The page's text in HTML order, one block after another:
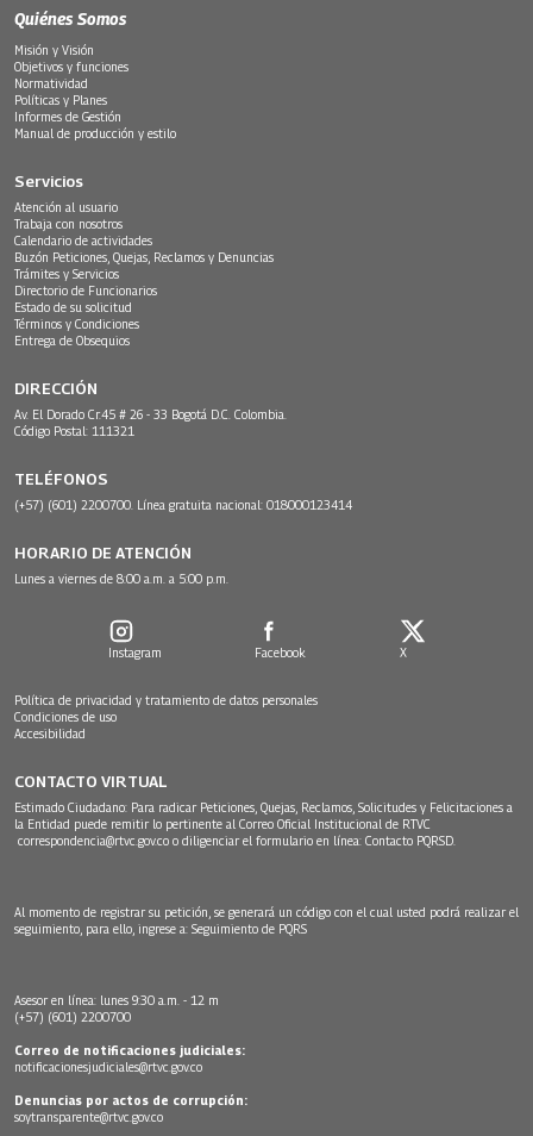
Quiénes Somos
Misión y Visión
Objetivos y funciones
Normatividad
Políticas y Planes
Informes de Gestión
Manual de producción y estilo
Servicios
Atención al usuario
Trabaja con nosotros
Calendario de actividades
Buzón Peticiones, Quejas, Reclamos y Denuncias
Trámites y Servicios
Directorio de Funcionarios
Estado de su solicitud
Términos y Condiciones
Entrega de Obsequios
DIRECCIÓN
Av. El Dorado Cr.45 # 26 - 33 Bogotá D.C. Colombia.
Código Postal: 111321
TELÉFONOS
(+57) (601) 2200700. Línea gratuita nacional: 018000123414
HORARIO DE ATENCIÓN
Lunes a viernes de 8:00 a.m. a 5:00 p.m.
Instagram Facebook X
Política de privacidad y tratamiento de datos personales
Condiciones de uso
Accesibilidad
CONTACTO VIRTUAL
Estimado Ciudadano: Para radicar Peticiones, Quejas, Reclamos, Solicitudes y Felicitaciones a
la Entidad puede remitir lo pertinente al Correo Oficial Institucional de RTVC
correspondencia@rtvc.gov.co o diligenciar el formulario en línea: Contacto PQRSD.
Al momento de registrar su petición, se generará un código con el cual usted podrá realizar el
seguimiento, para ello, ingrese a: Seguimiento de PQRS
Asesor en línea: lunes 9:30 a.m. - 12 m
(+57) (601) 2200700
Correo de notificaciones judiciales:
notificacionesjudiciales@rtvc.gov.co
Denuncias por actos de corrupción:
soytransparente@rtvc.gov.co